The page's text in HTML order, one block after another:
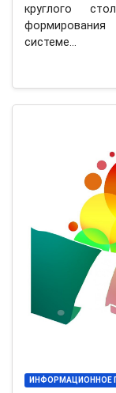
круглого
системе…
ИНФОРМАЦИОННОЕ